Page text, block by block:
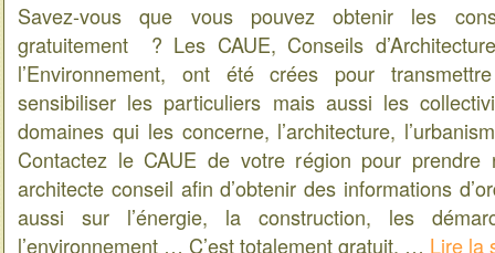
Savez-vous que vous pouvez obtenir les
gratuitement ? Les CAUE, Conseils
l’Environnement, ont été crées pour
sensibiliser les particuliers mais aussi les
domaines qui les concerne, l’architecture,
Contactez le CAUE de votre région pour prendre
architecte conseil afin d’obtenir des informations
aussi sur l’énergie, la construction, les
l’environnement … C’est totalement gratuit. … Lire la